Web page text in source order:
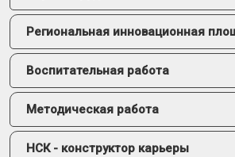
Региональная инновационная
Воспитательная работа
Методическая работа
НСК - конструктор карьеры